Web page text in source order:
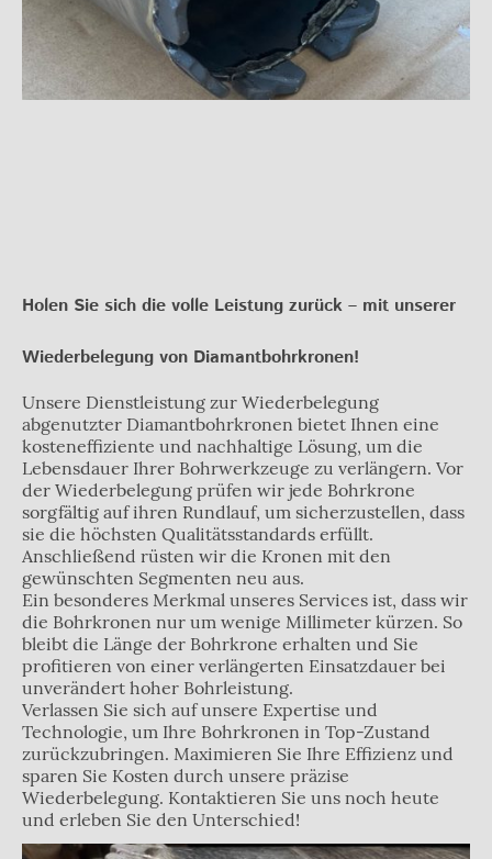
Holen Sie sich die volle Leistung zurück – mit unserer
Wiederbelegung von Diamantbohrkronen!
Unsere Dienstleistung zur Wiederbelegung
abgenutzter Diamantbohrkronen bietet Ihnen eine
kosteneffiziente und nachhaltige Lösung, um die
Lebensdauer Ihrer Bohrwerkzeuge zu verlängern. Vor
der Wiederbelegung prüfen wir jede Bohrkrone
sorgfältig auf ihren Rundlauf, um sicherzustellen, dass
sie die höchsten Qualitätsstandards erfüllt.
Anschließend rüsten wir die Kronen mit den
gewünschten Segmenten neu aus.
Ein besonderes Merkmal unseres Services ist, dass wir
die Bohrkronen nur um wenige Millimeter kürzen. So
bleibt die Länge der Bohrkrone erhalten und Sie
profitieren von einer verlängerten Einsatzdauer bei
unverändert hoher Bohrleistung.
Verlassen Sie sich auf unsere Expertise und
Technologie, um Ihre Bohrkronen in Top-Zustand
zurückzubringen. Maximieren Sie Ihre Effizienz und
sparen Sie Kosten durch unsere präzise
Wiederbelegung. Kontaktieren Sie uns noch heute
und erleben Sie den Unterschied!